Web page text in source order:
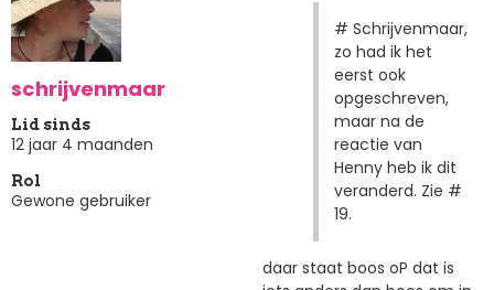
schrijvenmaar
Lid sinds
12 jaar 4 maanden
Rol
Gewone gebruiker
# Schrijvenmaar,
zo had ik het
eerst ook
opgeschreven,
maar na de
reactie van
Henny heb ik dit
veranderd. Zie #
19.
daar staat boos oP dat is